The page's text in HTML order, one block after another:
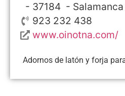
- 37184 - Salamanca
923 232 438
www.oinotna.com/
Adornos de latón y forja